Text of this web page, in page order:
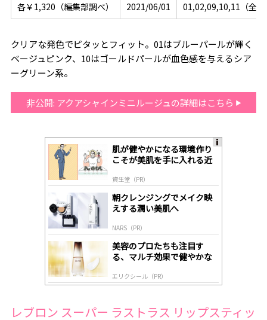
各￥1,320（編集部調べ）
2021/06/01 01,02,09,10,11（全
クリアな発色でピタッとフィット。01はブルーパールが輝く
ベージュピンク、10はゴールドパールが血色感を与えるシア
ーグリーン系。
非公開: アクアシャインミニルージュの詳細はこちら
肌が健やかになる環境作り
こそが美肌を手に入れる近
資生堂（PR）
朝クレンジングでメイク映
えする潤い美肌へ
NARS（PR）
美容のプロたちも注目す
る、マルチ効果で健やかな
エリクシール（PR）
レブロン スーパー ラストラス リップスティッ